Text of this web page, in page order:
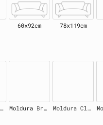
60x92cm 78x119cm
Moldura Preta Moldura Branca Moldura Clara